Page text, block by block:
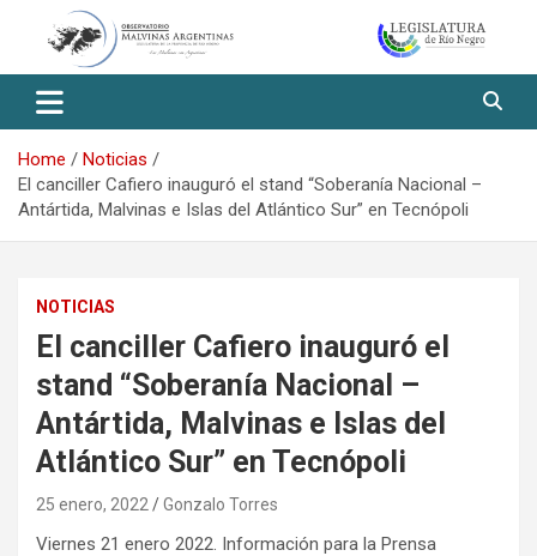
Observatorio Malvinas – Río
Negro
Home
Noticias
El canciller Cafiero inauguró el stand “Soberanía Nacional –
Antártida, Malvinas e Islas del Atlántico Sur” en Tecnópoli
NOTICIAS
El canciller Cafiero inauguró el
stand “Soberanía Nacional –
Antártida, Malvinas e Islas del
Atlántico Sur” en Tecnópoli
25 enero, 2022 Gonzalo Torres
Viernes 21 enero 2022. Información para la Prensa